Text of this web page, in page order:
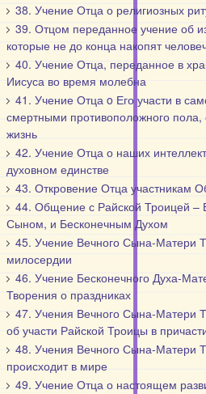
38. Учение Отца о религиозных
39. Отцом переданное учение об
которые не до конца накопят
40. Учение Отца, переданное в
Иисуса во время молебна
41. Учение Отца o Его участи в
смертными противоположного
жизнь
42. Учение Отца о наших
духовном единстве
43. Откровение Отца участникам
44. Общение с Райской Троицей
Сыном, и Бесконечным Духом
45. Учение Вечного Сына-Матери
милосердии
46. Учение Бесконечного Духа-
Творения о праздниках
47. Учения Вечного Сына-Матери
об участи Райской Троицы в
48. Учения Вечного Сына-Матери
происходит в мире
49. Учение Отца о настоящем